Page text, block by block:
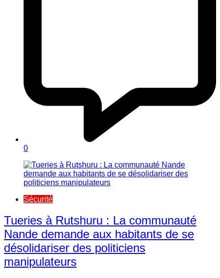
0
Sécurité
Tueries à Rutshuru : La communauté
Nande demande aux habitants de se
désolidariser des politiciens
manipulateurs